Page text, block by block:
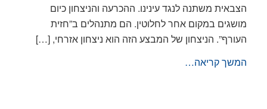
הצבאית משתנה לנגד עינינו. ההכרעה והניצחון כיום
מושגים במקום אחר לחלוטין. הם מתנהלים ב”חזית
העורף”. הניצחון של המבצע הזה הוא ניצחון אזרחי, […]
המשך קריאה…